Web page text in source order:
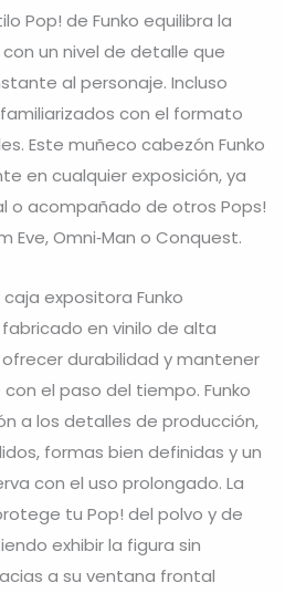
Pop! de Funko equilibra la
un nivel de detalle que
al personaje. Incluso
con el formato
Este muñeco cabezón Funko
en cualquier exposición, ya
o acompañado de otros Pops!
Eve, Omni‑Man o Conquest.
expositora Funko
en vinilo de alta
durabilidad y mantener
el paso del tiempo. Funko
a los detalles de producción,
formas bien definidas y un
con el uso prolongado. La
tu Pop! del polvo y de
exhibir la figura sin
a su ventana frontal